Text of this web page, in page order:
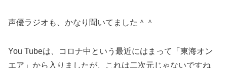
声優ラジオも、かなり聞いてました＾＾
You Tubeは、コロナ中という最近にはまって「東海オン
エア」から入りましたが、これは二次元じゃないですね